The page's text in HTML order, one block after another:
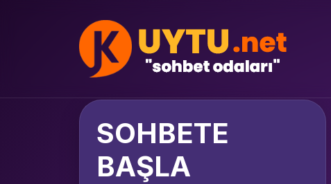
SOHBETE
BAŞLA